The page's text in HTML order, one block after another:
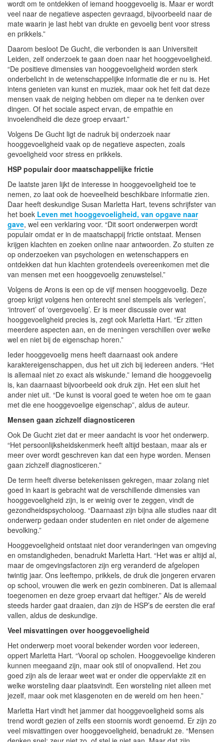
wordt om te ontdekken of iemand hooggevoelig is. Maar er wordt
veel naar de negatieve aspecten gevraagd, bijvoorbeeld naar de
mate waarin je last hebt van drukte en gevoelig bent voor stress
en prikkels.”
Daarom besloot De Gucht, die verbonden is aan Universiteit
Leiden, zelf onderzoek te gaan doen naar het hooggevoeligheid.
“De positieve dimensies van hooggevoeligheid worden sterk
onderbelicht in de wetenschappelijke informatie die er nu is. Het
intens genieten van kunst en muziek, maar ook het feit dat deze
mensen vaak de neiging hebben om dieper na te denken over
dingen. Of het sociale aspect ervan, de empathie en
invoelendheid die deze groep ervaart.”
Volgens De Gucht ligt de nadruk bij onderzoek naar
hooggevoeligheid vaak op de negatieve aspecten, zoals
gevoeligheid voor stress en prikkels.
HSP populair door maatschappelijke frictie
De laatste jaren lijkt de interesse in hooggevoeligheid toe te
nemen, zo laat ook de hoeveelheid beschikbare informatie zien.
Daar heeft deskundige Susan Marletta Hart, tevens schrijfster van
het boek Leven met hooggevoeligheid, van opgave naar
gave, wel een verklaring voor. “Dit soort onderwerpen wordt
populair omdat er in de maatschappij frictie ontstaat. Mensen
krijgen klachten en zoeken online naar antwoorden. Zo stuiten ze
op onderzoeken van psychologen en wetenschappers en
ontdekken dat hun klachten grotendeels overeenkomen met die
van mensen met een hooggevoelig zenuwstelsel.”
Volgens de Arons is een op de vijf mensen hooggevoelig. Deze
groep krijgt volgens hen onterecht snel stempels als ‘verlegen’,
‘introvert’ of ‘overgevoelig’. Er is meer discussie over wat
hooggevoeligheid precies is, zegt ook Marletta Hart. “Er zitten
meerdere aspecten aan, en de meningen verschillen over welke
wel en niet bij de eigenschap horen.”
Ieder hooggevoelig mens heeft daarnaast ook andere
karaktereigenschappen, dus het uit zich bij iedereen anders. “Het
is allemaal niet zo exact als wiskunde.” Iemand die hooggevoelig
is, kan daarnaast bijvoorbeeld ook druk zijn. Het een sluit het
ander niet uit. “De kunst is vooral goed te weten hoe om te gaan
met die ene hooggevoelige eigenschap”, aldus de auteur.
Mensen gaan zichzelf diagnosticeren
Ook De Gucht ziet dat er meer aandacht is voor het onderwerp.
“Het persoonlijksheidskenmerk heeft altijd bestaan, maar als er
meer over wordt geschreven kan dat een hype worden. Mensen
gaan zichzelf diagnosticeren.”
De term heeft diverse betekenissen gekregen, maar zolang niet
goed in kaart is gebracht wat de verschillende dimensies van
hooggevoeligheid zijn, is er weinig over te zeggen, vindt de
gezondheidspsycholoog. “Daarnaast zijn bijna alle studies naar dit
onderwerp gedaan onder studenten en niet onder de algemene
bevolking.”
Hooggevoeligheid ontstaat niet door veranderingen van omgeving
en omstandigheden, benadrukt Marletta Hart. “Het was er altijd al,
maar de omgevingsfactoren zijn erg veranderd de afgelopen
twintig jaar. Ons leeftempo, prikkels, de druk die jongeren ervaren
op school, vrouwen die werk en gezin combineren. Dat is allemaal
toegenomen en deze groep ervaart dat heftiger.” Als de wereld
steeds harder gaat draaien, dan zijn de HSP’s de eersten die eraf
vallen, aldus de deskundige.
Veel misvattingen over hooggevoeligheid
Het onderwerp moet vooral bekender worden voor iedereen,
oppert Marletta Hart. “Vooral op scholen. Hooggevoelige kinderen
kunnen meegaand zijn, maar ook stil of onopvallend. Het zou
goed zijn als de leraar weet wat er onder die oppervlakte zit en
welke worsteling daar plaatsvindt. Een worsteling niet alleen met
jezelf, maar ook met klasgenoten en de wereld om hen heen.”
Marletta Hart vindt het jammer dat hooggevoeligheid soms als
trend wordt gezien of zelfs een stoornis wordt genoemd. Er zijn zo
veel misvattingen over hooggevoeligheid, benadrukt ze. “Mensen